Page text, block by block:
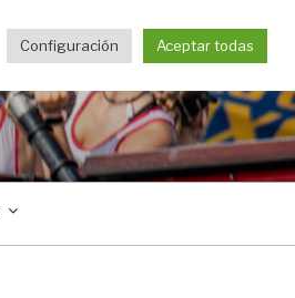
Configuración Aceptar todas